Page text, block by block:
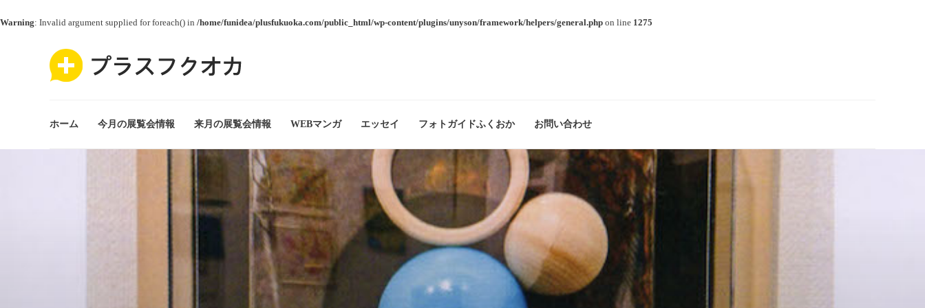
Warning: Invalid argument supplied for foreach() in /home/funidea/plusfukuoka.com/public_html/wp-content/plugins/unyson/framework/helpers/general.php on line 1275
ホーム 今月の展覧会情報 来月の展覧会情報 WEBマンガ エッセイ フォトガイドふくおか お問い合わせ